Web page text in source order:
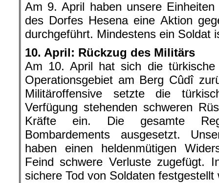
Am 9. April haben unsere
des Dorfes Hesena eine Aktion
durchgeführt. Mindestens ein Soldat
10. April: Rückzug des Militärs
Am 10. April hat sich die türkische
Operationsgebiet am Berg Cûdî
Militäroffensive setzte die
Verfügung stehenden schweren
Kräfte ein. Die gesamte
Bombardements ausgesetzt.
haben einen heldenmütigen
Feind schwere Verluste zugefügt.
sichere Tod von Soldaten festgestellt